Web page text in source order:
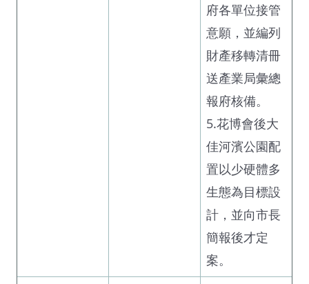
府各單位接管
意願，並編列
財產移轉清冊
送產業局彙總
報府核備。
5.花博會後大
佳河濱公園配
置以少硬體多
生態為目標設
計，並向市長
簡報後才定
案。